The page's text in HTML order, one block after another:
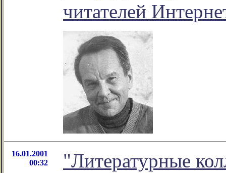
читателей
16.01.2001
00:32
"Литературные